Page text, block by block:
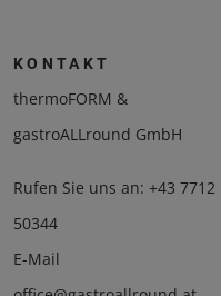
KONTAKT
thermoFORM &
gastroALLround GmbH
Rufen Sie uns an: +43 7712
50344
E-Mail